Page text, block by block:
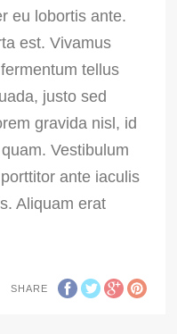
eu lobortis ante.
est. Vivamus
tellus
justo sed
gravida nisl, id
Vestibulum
ante iaculis
Aliquam erat
SHARE